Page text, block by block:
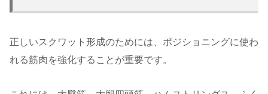
正しいスクワット形成のためには、ポジショニングに使わ
れる筋肉を強化することが重要です。